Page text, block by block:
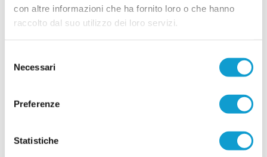
con altre informazioni che ha fornito loro o che hanno
raccolto dal suo utilizzo dei loro servizi.
delNecessari
Preferenze
Statistiche
CUPRENSE. Definito lo staff tecnico per la
prossima stagione
componenti dello staff tecnico della Prima
Squadra, chiamati a guidare il gruppo nel nuovo
11/07/2026